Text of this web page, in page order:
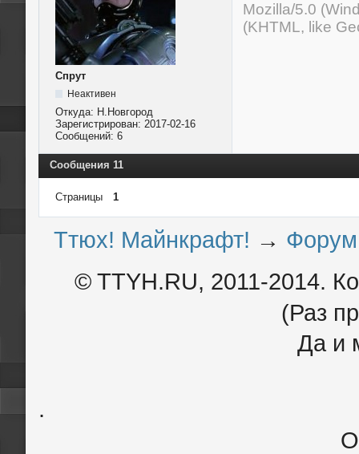
Спрут
Неактивен
Откуда: Н.Новгород
Зарегистрирован: 2017-02-16
Сообщений: 6
Mozilla/5.0
(KHTML, like
Сообщения 11
Страницы 1
Ттюх! Майнкрафт! → Форум
© TTYH.RU, 2011-2014.
(Раз
Да и
.